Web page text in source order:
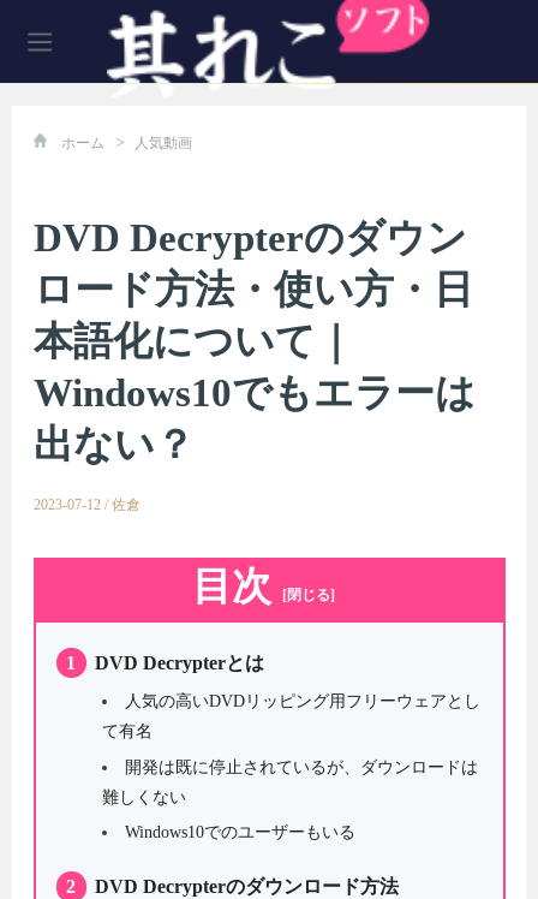
ホーム > 人気動画
DVD Decrypterのダウン
ロード方法・使い方・日
本語化について｜
Windows10でもエラーは
出ない？
2023-07-12 / 佐倉
目次 [閉じる]
1 DVD Decrypterとは
人気の高いDVDリッピング用フリーウェアとし
て有名
開発は既に停止されているが、ダウンロードは
難しくない
Windows10でのユーザーもいる
2 DVD Decrypterのダウンロード方法